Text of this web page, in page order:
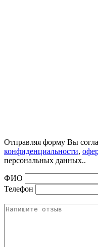
Отправляя форму Вы
конфиденциальности,
персональных данных..
ФИО
Телефон